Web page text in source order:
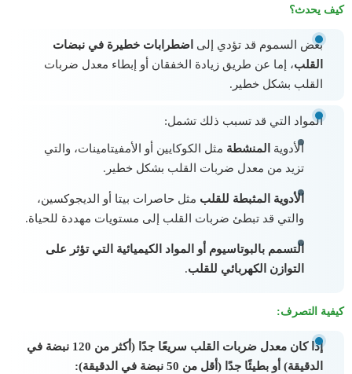
كيف يحدث؟
بعض السموم قد تؤدي إلى اضطرابات خطيرة في نبضات
القلب، إما عن طريق زيادة الخفقان أو إبطاء معدل ضربات
القلب بشكل خطير.
المواد التي قد تسبب ذلك تشمل:
الأدوية المنشطة مثل الكوكايين أو الأمفيتامينات، والتي
تزيد من معدل ضربات القلب بشكل خطير.
الأدوية المثبطة للقلب مثل حاصرات بيتا أو الديجوكسين،
والتي قد تبطئ ضربات القلب إلى مستويات مهددة للحياة.
التسمم بالبوتاسيوم أو المواد الكيميائية التي تؤثر على
التوازن الكهربائي للقلب.
كيفية التصرف:
إذا كان معدل ضربات القلب سريعًا جدًا (أكثر من 120 نبضة في
الدقيقة) أو بطيئًا جدًا (أقل من 50 نبضة في الدقيقة):